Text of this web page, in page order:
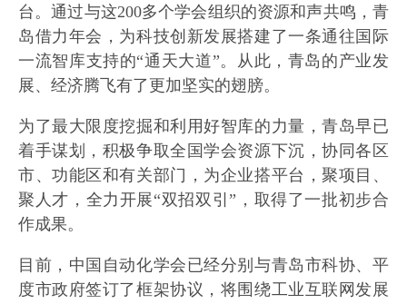
台。通过与这200多个学会组织的资源和声共鸣，青
岛借力年会，为科技创新发展搭建了一条通往国际
一流智库支持的“通天大道”。从此，青岛的产业发
展、经济腾飞有了更加坚实的翅膀。
为了最大限度挖掘和利用好智库的力量，青岛早已
着手谋划，积极争取全国学会资源下沉，协同各区
市、功能区和有关部门，为企业搭平台，聚项目、
聚人才，全力开展“双招双引”，取得了一批初步合
作成果。
目前，中国自动化学会已经分别与青岛市科协、平
度市政府签订了框架协议，将围绕工业互联网发展